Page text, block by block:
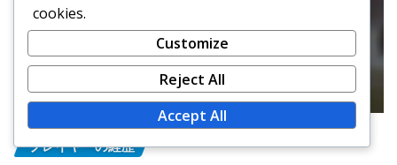
プレイヤーの経歴
cookies.
Customize
Reject All
Accept All